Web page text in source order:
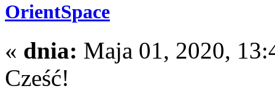
OrientSpace
« dnia: Maja 01, 2020,
Cześć!